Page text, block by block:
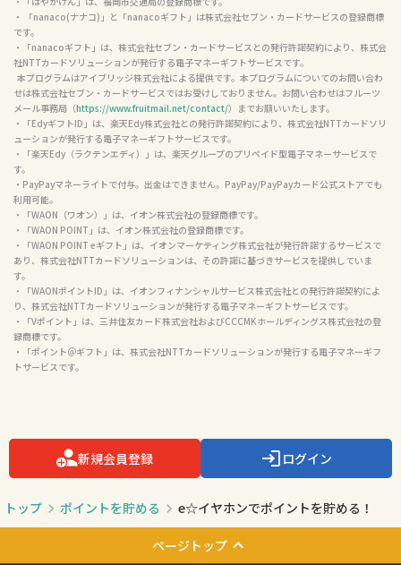
・ 「nanaco(ナナコ)」と「nanacoギフト」は株式会社セブン・カードサービスの登録商標
です。
・「nanacoギフト」は、株式会社セブン・カードサービスとの発行許諾契約により、株式会
社NTTカードソリューションが発行する電子マネーギフトサービスです。
せは株式会社セブン・カードサービスではお受けしておりません。お問い合わせはフルーツ
メール事務局（https://www.fruitmail.net/contact/）までお願いいたします。
・「EdyギフトID」は、楽天Edy株式会社との発行許諾契約により、株式会社NTTカードソリ
ューションが発行する電子マネーギフトサービスです。
・「楽天Edy（ラクテンエディ）」は、楽天グループのプリペイド型電子マネーサービスで
す。
・PayPayマネーライトで付与。出金はできません。PayPay/PayPayカード公式ストアでも
利用可能。
・「WAON（ワオン）」は、イオン株式会社の登録商標です。
・「WAON POINT」は、イオン株式会社の登録商標です。
・「WAON POINT eギフト」は、イオンマーケティング株式会社が発行許諾するサービスで
あり、株式会社NTTカードソリューションは、その許諾に基づきサービスを提供していま
す。
・「WAONポイントID」は、イオンフィナンシャルサービス株式会社との発行許諾契約によ
り、株式会社NTTカードソリューションが発行する電子マネーギフトサービスです。
・「Vポイント」は、三井住友カード株式会社およびCCCMKホールディングス株式会社の登
録商標です。
・「ポイント＠ギフト」は、株式会社NTTカードソリューションが発行する電子マネーギフ
トサービスです。
新規会員登録 ログイン
トップ ポイントを貯める e☆イヤホンでポイントを貯める！
ページトップ